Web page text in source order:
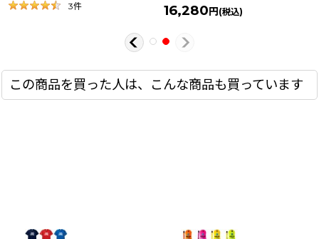
3件 16,280円(税込)
この商品を買った人は、こんな商品も買っています